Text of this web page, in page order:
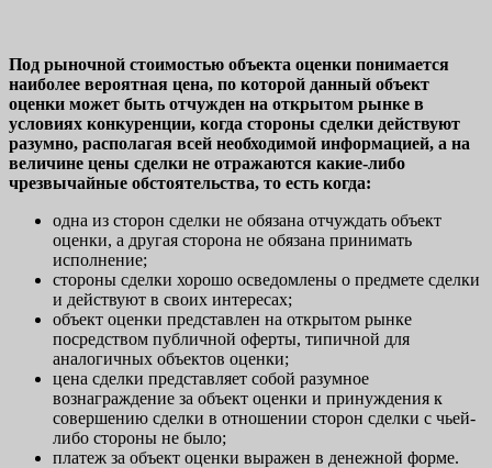
Под рыночной стоимостью объекта оценки понимается
наиболее вероятная цена, по которой данный объект
оценки может быть отчужден на открытом рынке в
условиях конкуренции, когда стороны сделки действуют
разумно, располагая всей необходимой информацией, а на
величине цены сделки не отражаются какие-либо
чрезвычайные обстоятельства, то есть когда:
одна из сторон сделки не обязана отчуждать объект
оценки, а другая сторона не обязана принимать
исполнение;
стороны сделки хорошо осведомлены о предмете сделки
и действуют в своих интересах;
объект оценки представлен на открытом рынке
посредством публичной оферты, типичной для
аналогичных объектов оценки;
цена сделки представляет собой разумное
вознаграждение за объект оценки и принуждения к
совершению сделки в отношении сторон сделки с чьей-
либо стороны не было;
платеж за объект оценки выражен в денежной форме.